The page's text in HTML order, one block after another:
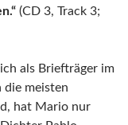
(CD 3, Track 3;
als Briefträger im
die meisten
hat Mario nur